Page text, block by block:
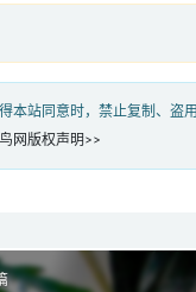
本站同意时，禁止复制、盗
网版权声明>>